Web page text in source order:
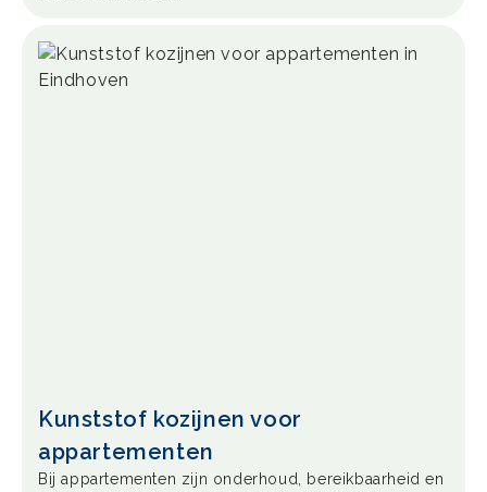
Kunststof kozijnen voor
appartementen
Bij appartementen zijn onderhoud, bereikbaarheid en